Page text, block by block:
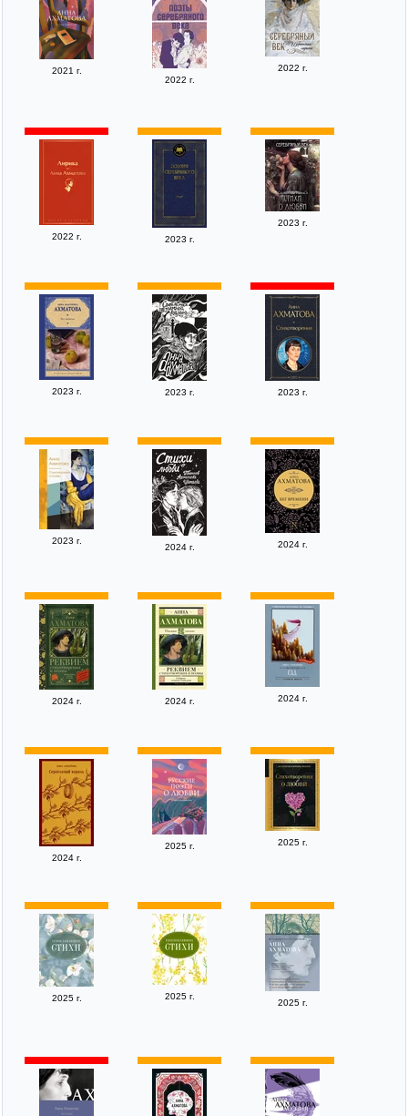
2021 г.
2022 г.
2022 г.
2022 г. 2023 г.
2023 г.
2023 г. 2023 г. 2023 г.
2023 г.
2024 г. 2024 г.
2024 г. 2024 г. 2024 г.
2024 г.
2025 г. 2025 г.
2025 г. 2025 г.
2025 г.